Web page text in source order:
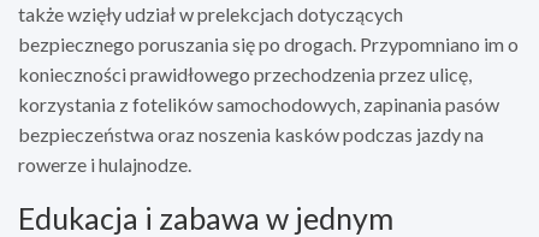
także wzięły udział w prelekcjach dotyczących
bezpiecznego poruszania się po drogach. Przypomniano im o
konieczności prawidłowego przechodzenia przez ulicę,
korzystania z fotelików samochodowych, zapinania pasów
bezpieczeństwa oraz noszenia kasków podczas jazdy na
rowerze i hulajnodze.
Edukacja i zabawa w jednym